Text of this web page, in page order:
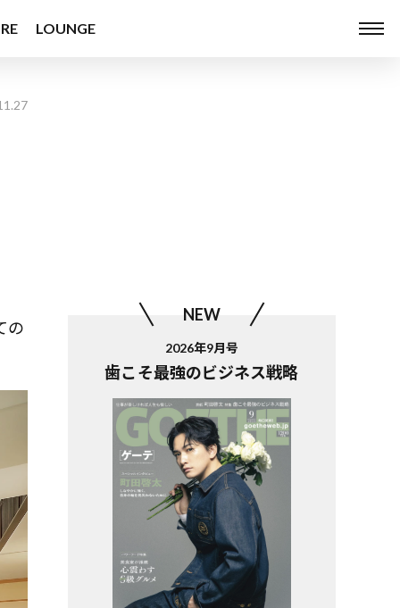
LOUNGE
の
NEW
2026年9月号
歯こそ最強のビジネス戦略